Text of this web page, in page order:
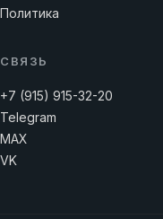
Политика
СВЯЗЬ
+7 (915) 915-32-20
Telegram
MAX
VK